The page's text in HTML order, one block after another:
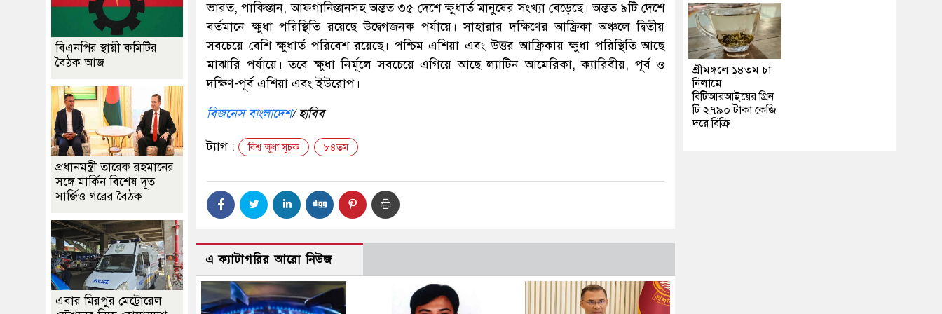
ভারত, পাকিস্তান, আফগানিস্তানসহ অন্তত ৩৫ দেশে ক্ষুধার্ত মানুষের সংখ্যা বেড়েছে। অন্তত ৯টি দেশে
বর্তমানে ক্ষুধা পরিস্থিতি রয়েছে উদ্বেগজনক পর্যায়ে। সাহারার দক্ষিণের আফ্রিকা অঞ্চলে দ্বিতীয়
সবচেয়ে বেশি ক্ষুধার্ত পরিবেশ রয়েছে। পশ্চিম এশিয়া এবং উত্তর আফ্রিকায় ক্ষুধা পরিস্থিতি আছে
মাঝারি পর্যায়ে। তবে ক্ষুধা নির্মূলে সবচেয়ে এগিয়ে আছে ল্যাটিন আমেরিকা, ক্যারিবীয়, পূর্ব ও
দক্ষিণ-পূর্ব এশিয়া এবং ইউরোপ।
বিজনেস বাংলাদেশ/ হাবিব
ট্যাগ : বিশ্ব ক্ষুধা সূচক ৮৪তম
এ ক্যাটাগরির আরো নিউজ
বিএনপির স্থায়ী কমিটির
বৈঠক আজ
প্রধানমন্ত্রী তারেক রহমানের
সঙ্গে মার্কিন বিশেষ দূত
সার্জিও গরের বৈঠক
এবার মিরপুর মেট্রোরেল
শ্রীমঙ্গলে ১৪তম চা
নিলামে
বিটিআরআইয়ের গ্রিন
টি ২৭৯০ টাকা কেজি
দরে বিক্রি